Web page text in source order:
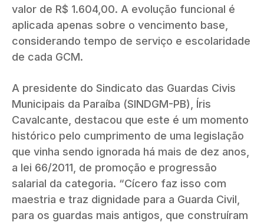
valor de R$ 1.604,00. A evolução funcional é
aplicada apenas sobre o vencimento base,
considerando tempo de serviço e escolaridade
de cada GCM.
A presidente do Sindicato das Guardas Civis
Municipais da Paraíba (SINDGM-PB), Íris
Cavalcante, destacou que este é um momento
histórico pelo cumprimento de uma legislação
que vinha sendo ignorada há mais de dez anos,
a lei 66/2011, de promoção e progressão
salarial da categoria. “Cícero faz isso com
maestria e traz dignidade para a Guarda Civil,
para os guardas mais antigos, que construíram